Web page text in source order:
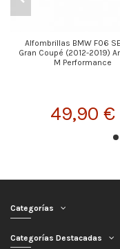
Alfombrillas BMW F06
Gran Coupé (2012-2019)
M Performance
49,90 €
Categorías
Categorías Destacadas